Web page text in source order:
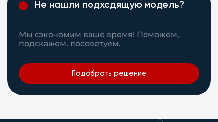
Не нашли подходящую модель?
Мы сэкономим ваше время! Поможем,
подскажем, посоветуем.
Подобрать решение